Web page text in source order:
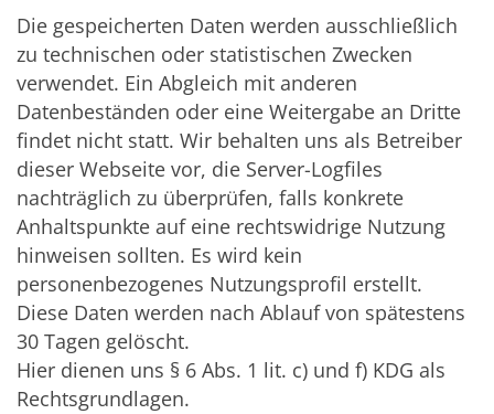
Die gespeicherten Daten werden ausschließlich
zu technischen oder statistischen Zwecken
verwendet. Ein Abgleich mit anderen
Datenbeständen oder eine Weitergabe an Dritte
findet nicht statt. Wir behalten uns als Betreiber
dieser Webseite vor, die Server-Logfiles
nachträglich zu überprüfen, falls konkrete
Anhaltspunkte auf eine rechtswidrige Nutzung
hinweisen sollten. Es wird kein
personenbezogenes Nutzungsprofil erstellt.
Diese Daten werden nach Ablauf von spätestens
30 Tagen gelöscht.
Hier dienen uns § 6 Abs. 1 lit. c) und f) KDG als
Rechtsgrundlagen.